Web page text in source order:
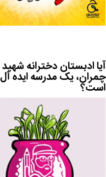
آیا ادبستان دخترانه شهید
چمران، یک مدرسه ایده آل
است؟